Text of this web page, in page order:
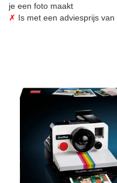
je een foto maakt
✗ Is met een adviesprijs